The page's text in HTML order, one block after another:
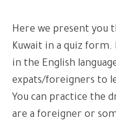
Here we present you
Kuwait in a quiz
in the English
expats/foreigners to
You can practice the
are a foreigner or